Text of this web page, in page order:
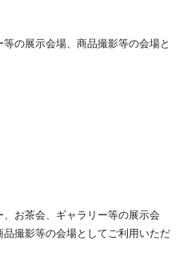
の展示会場、商品撮影等の会場と
お茶会、ギャラリー等の展示会
撮影等の会場としてご利用いただ